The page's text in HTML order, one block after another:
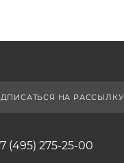
НА РАССЫЛКУ
(495) 275-25-00